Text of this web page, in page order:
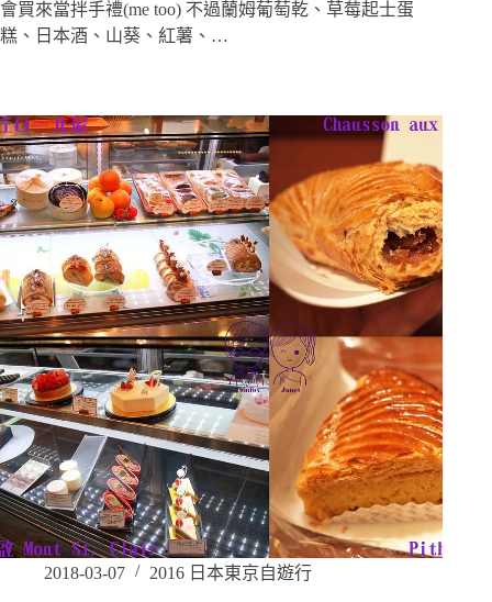
會買來當拌手禮(me too) 不過蘭姆葡萄乾、草莓起士蛋
糕、日本酒、山葵、紅薯、…
2018-03-07 2016 日本東京自遊行